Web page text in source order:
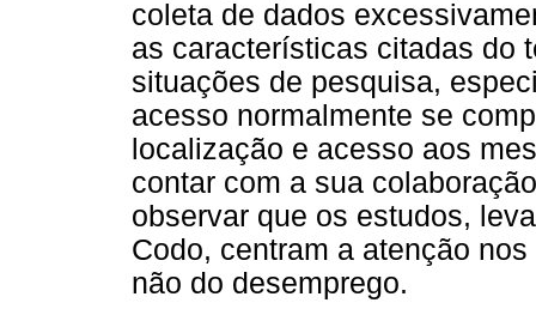
coleta de dados
as características citadas do
situações de pesquisa,
acesso normalmente se
localização e acesso aos
contar com a sua
observar que os estudos,
Codo, centram a atenção
não do desemprego.